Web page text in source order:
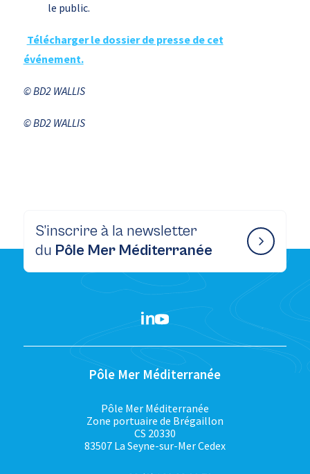
le public.
Télécharger le dossier de presse de cet
événement.
© BD2 WALLIS
© BD2 WALLIS
S’inscrire à la newsletter
du Pôle Mer Méditerranée
Pôle Mer Méditerranée
Pôle Mer Méditerranée
Zone portuaire de Brégaillon
CS 20330
83507 La Seyne-sur-Mer Cedex